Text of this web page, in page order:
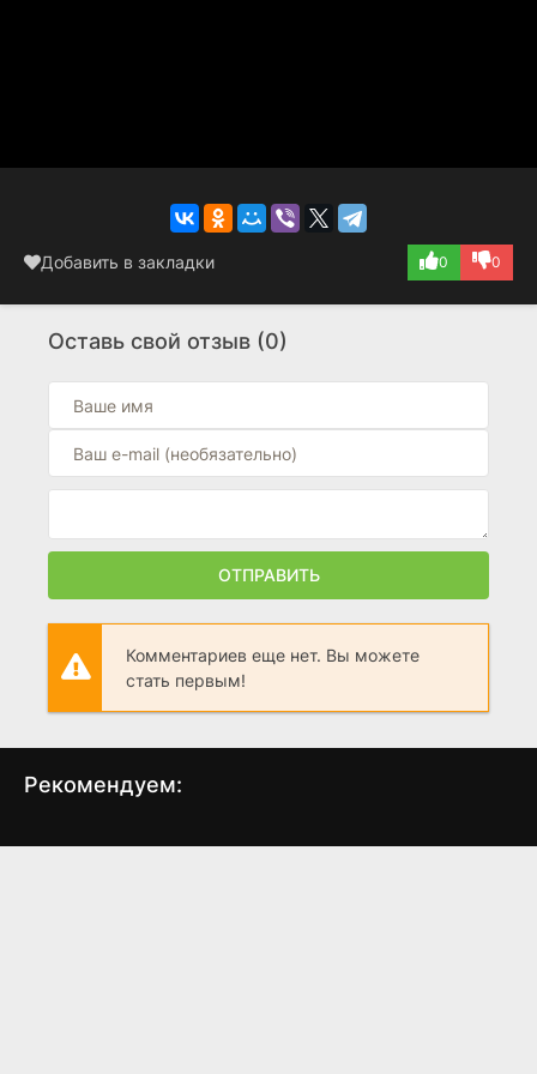
Добавить в закладки 0 0
Оставь свой отзыв (0)
ОТПРАВИТЬ
Комментариев еще нет. Вы можете
стать первым!
Рекомендуем:
У меня очень плохое
Мэр Кингстауна